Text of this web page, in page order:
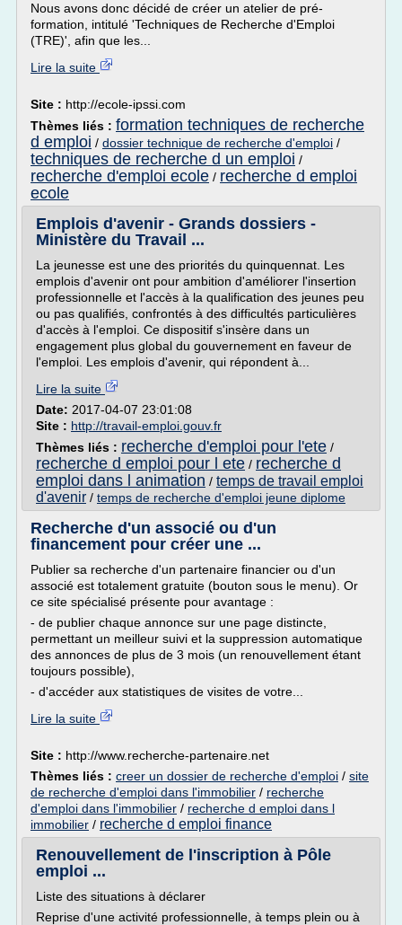
Nous avons donc décidé de créer un atelier de pré-
formation, intitulé 'Techniques de Recherche d'Emploi
(TRE)', afin que les...
Lire la suite
Site : http://ecole-ipssi.com
Thèmes liés : formation techniques de recherche
d emploi / dossier technique de recherche d'emploi /
techniques de recherche d un emploi /
recherche d'emploi ecole / recherche d emploi
ecole
Emplois d'avenir - Grands dossiers -
Ministère du Travail ...
La jeunesse est une des priorités du quinquennat. Les
emplois d'avenir ont pour ambition d'améliorer l'insertion
professionnelle et l'accès à la qualification des jeunes peu
ou pas qualifiés, confrontés à des difficultés particulières
d'accès à l'emploi. Ce dispositif s'insère dans un
engagement plus global du gouvernement en faveur de
l'emploi. Les emplois d'avenir, qui répondent à...
Lire la suite
Date: 2017-04-07 23:01:08
Site : http://travail-emploi.gouv.fr
Thèmes liés : recherche d'emploi pour l'ete /
recherche d emploi pour l ete / recherche d
emploi dans l animation / temps de travail emploi
d'avenir / temps de recherche d'emploi jeune diplome
Recherche d'un associé ou d'un
financement pour créer une ...
Publier sa recherche d'un partenaire financier ou d'un
associé est totalement gratuite (bouton sous le menu). Or
ce site spécialisé présente pour avantage :
- de publier chaque annonce sur une page distincte,
permettant un meilleur suivi et la suppression automatique
des annonces de plus de 3 mois (un renouvellement étant
toujours possible),
- d'accéder aux statistiques de visites de votre...
Lire la suite
Site : http://www.recherche-partenaire.net
Thèmes liés : creer un dossier de recherche d'emploi / site
de recherche d'emploi dans l'immobilier / recherche
d'emploi dans l'immobilier / recherche d emploi dans l
immobilier / recherche d emploi finance
Renouvellement de l'inscription à Pôle
emploi ...
Liste des situations à déclarer
Reprise d'une activité professionnelle, à temps plein ou à